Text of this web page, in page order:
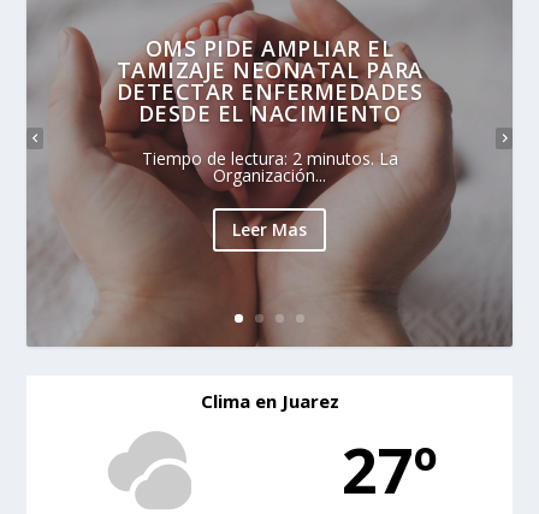
OMS PIDE AMPLIAR EL
TAMIZAJE NEONATAL PARA
DETECTAR ENFERMEDADES
DESDE EL NACIMIENTO
Tiempo de lectura: 2 minutos. La
Organización...
Leer Mas
Clima en Juarez
27º